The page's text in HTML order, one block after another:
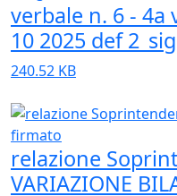
verbale n. 6 - 4a
10 2025 def
240.52 KB
relazione
VARIAZIONE